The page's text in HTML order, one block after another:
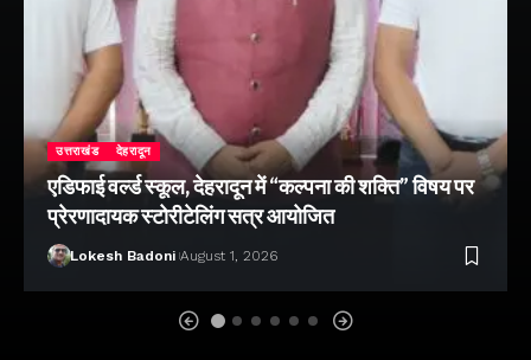
उत्तराखंड देहरादून
एडिफाई वर्ल्ड स्कूल, देहरादून में “कल्पना की शक्ति” विषय पर
प्रेरणादायक स्टोरीटेलिंग सत्र आयोजित
Lokesh Badoni August 1, 2026